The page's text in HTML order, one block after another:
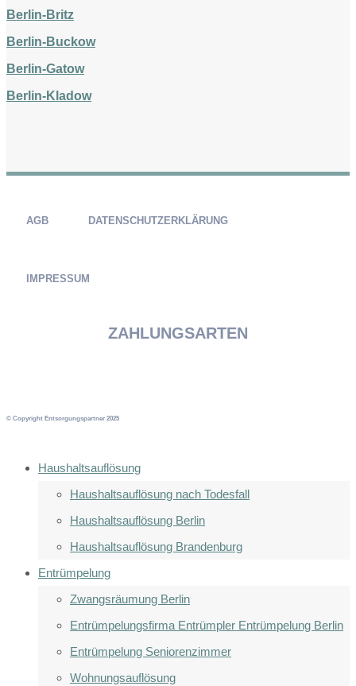
Berlin-Britz
Berlin-Buckow
Berlin-Gatow
Berlin-Kladow
AGB DATENSCHUTZERKLÄRUNG
IMPRESSUM
ZAHLUNGSARTEN
© Copyright Entsorgungspartner 2025
Haushaltsauflösung
Haushaltsauflösung nach Todesfall
Haushaltsauflösung Berlin
Haushaltsauflösung Brandenburg
Entrümpelung
Zwangsräumung Berlin
Entrümpelungsfirma Entrümpler Entrümpelung Berlin
Entrümpelung Seniorenzimmer
Wohnungsauflösung